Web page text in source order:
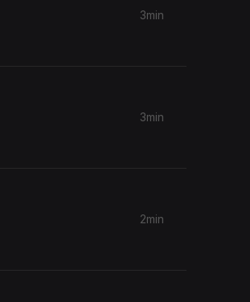
3min
3min
2min